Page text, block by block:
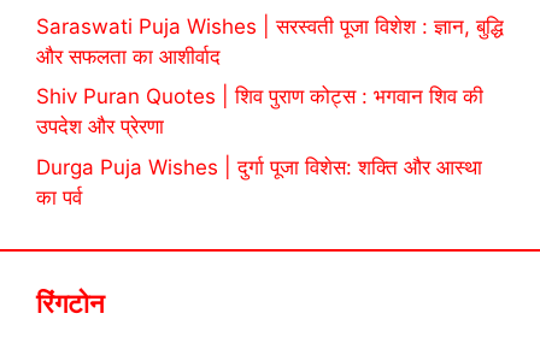
Saraswati Puja Wishes | सरस्वती पूजा विशेश : ज्ञान, बुद्धि
और सफलता का आशीर्वाद
Shiv Puran Quotes | शिव पुराण कोट्स : भगवान शिव की
उपदेश और प्रेरणा
Durga Puja Wishes | दुर्गा पूजा विशेस: शक्ति और आस्था
का पर्व
रिंगटोन